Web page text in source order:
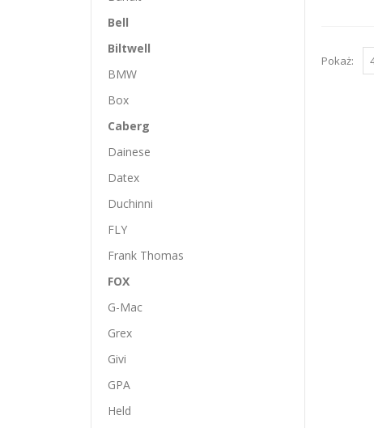
Pokaż:
Bell
Biltwell
BMW
Box
Caberg
Dainese
Datex
Duchinni
FLY
Frank Thomas
FOX
G-Mac
Grex
Givi
GPA
Held